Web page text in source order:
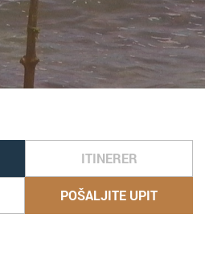
ITINERER
POŠALJITE UPIT